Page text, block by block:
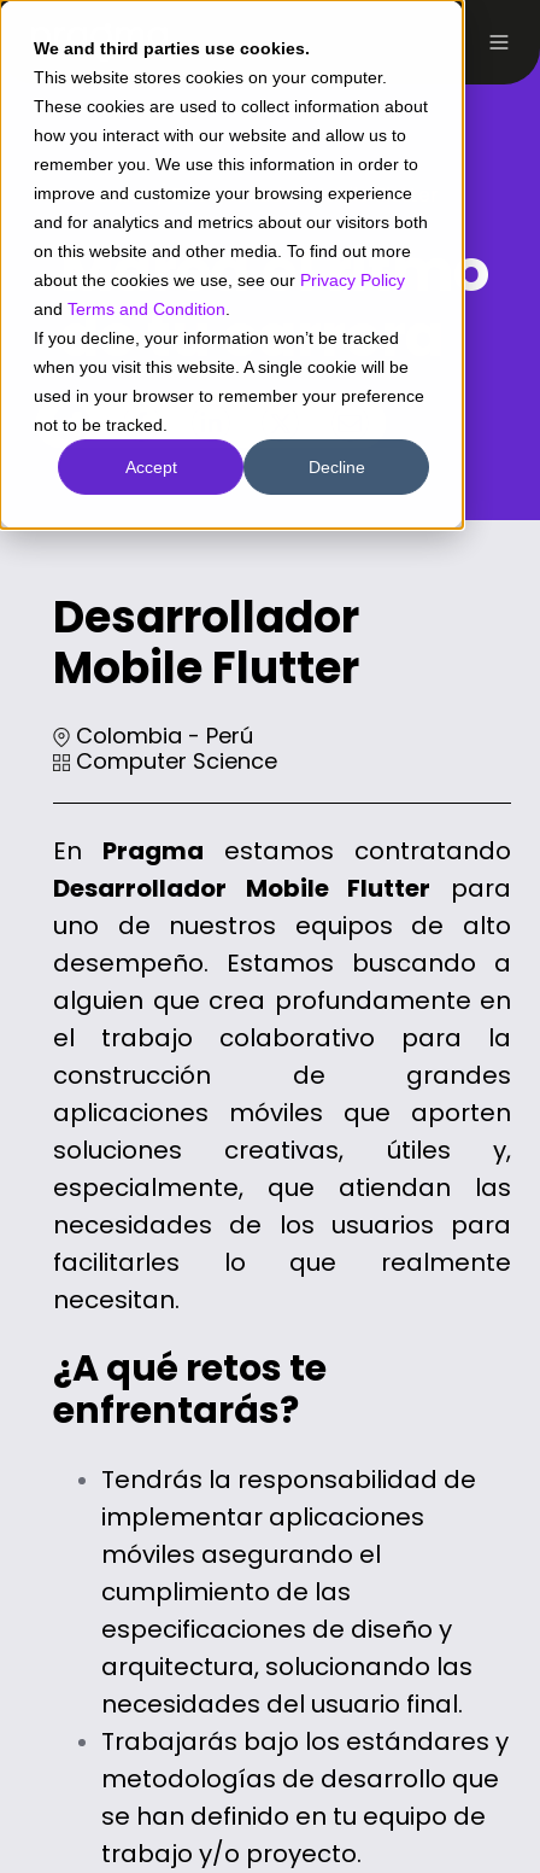
We and third parties use cookies.
This website stores cookies on your computer.
These cookies are used to collect information about
how you interact with our website and allow us to
remember you. We use this information in order to
improve and customize your browsing experience
and for analytics and metrics about our visitors both
on this website and other media. To find out more
about the cookies we use, see our Privacy Policy
and Terms and Condition
If you decline, your information won’t be tracked
when you visit this website. A single cookie will be
used in your browser to remember your preference
not to be tracked.
Accept Decline
Vacantes/ Desarrollador Mobile Flutter
Marca el ritmo
de tu carrera
Share
Share
on
FacebookLinkedInTwitter
on
Instagram
Desarrollador
Mobile Flutter
Colombia - Perú
Computer Science
En Pragma estamos contratando
Desarrollador Mobile Flutter para
uno de nuestros equipos de alto
desempeño. Estamos buscando a
alguien que crea profundamente en
el trabajo colaborativo para la
construcción de grandes
aplicaciones móviles que aporten
soluciones creativas, útiles y,
especialmente, que atiendan las
necesidades de los usuarios para
facilitarles lo que realmente
necesitan.
¿A qué retos te
enfrentarás?
Tendrás la responsabilidad de
implementar aplicaciones
móviles asegurando el
cumplimiento de las
especificaciones de diseño y
arquitectura, solucionando las
necesidades del usuario final.
Trabajarás bajo los estándares y
metodologías de desarrollo que
se han definido en tu equipo de
trabajo y/o proyecto.